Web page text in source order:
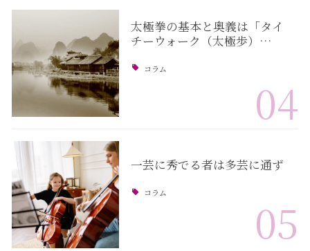
太極拳の基本と奥義は「タイ
チーウォーク（太極歩）…
コラム
04
一芸に秀でる者は多芸に通ず
コラム
05